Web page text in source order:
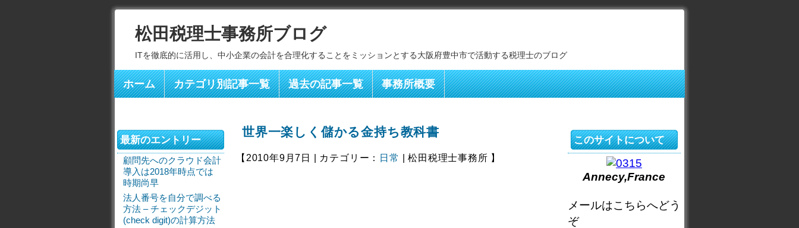
松田税理士事務所ブログ
ITを徹底的に活用し、中小企業の会計を合理化することをミッションとする大阪府豊中市で活動する税理士のブログ
ホーム カテゴリ別記事一覧 過去の記事一覧 事務所概要
世界一楽しく儲かる金持ち教科書
【2010年9月7日 | カテゴリー： 日常 | 松田税理士事務所 】
最新のエントリー
顧問先へのクラウド会計
導入は2018年時点では
時期尚早
法人番号を自分で調べる
方法 – チェックデジット
(check digit)の計算方法
このサイトについて
Annecy,France
メールはこちらへどう
ぞ